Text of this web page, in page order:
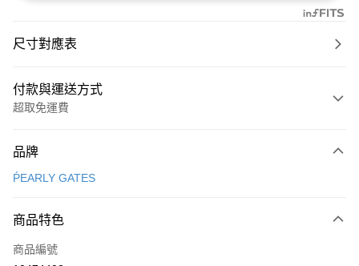
尺寸對應表
付款與運送方式
超取免運費
信用卡一次付款
LINE Pay
Apple Pay
品牌
ṔEARLY GATES
商品特色
商品編號